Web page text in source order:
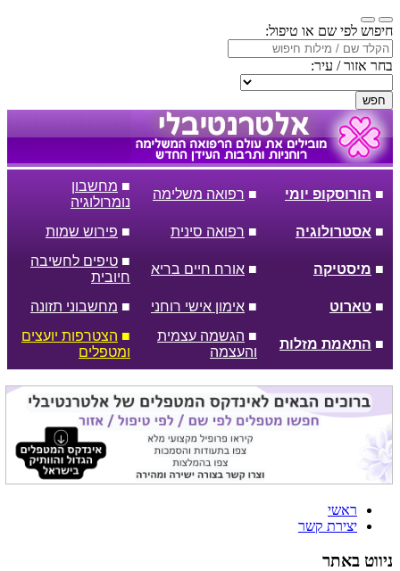
חיפוש לפי שם או טיפול:
בחר אזור / עיר:
חפש
■ הורוסקופ יומי ■ רפואה משלימה
■ מחשבון
נומרולוגיה
■ אסטרולוגיה ■ רפואה סינית ■ פירוש שמות
■ מיסטיקה ■ אורח חיים בריא
■ טיפים לחשיבה
חיובית
■ טארוט ■ אימון אישי רוחני ■ מחשבוני תזונה
■ התאמת מזלות
■ הגשמה עצמית
והעצמה
■ הצטרפות יועצים
ומטפלים
ראשי
יצירת קשר
ניווט באתר